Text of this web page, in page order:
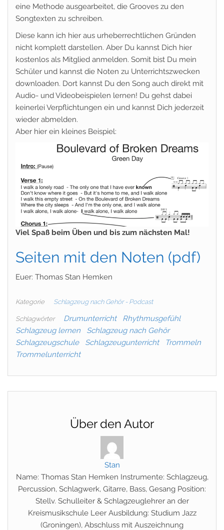
eine Methode ausgearbeitet, die Grooves zu den
Songtexten zu schreiben.
Diese kann ich hier aus urheberrechtlichen Gründen
nicht komplett darstellen. Aber Du kannst Dich hier
kostenlos als Mitglied anmelden. Somit bist Du mein
Schüler und kannst die Noten zu Unterrichtszwecken
downloaden. Dort kannst Du den Song auch direkt mit
Audio- und Videobeispielen lernen! Du gehst dabei
keinerlei Verpflichtungen ein und kannst Dich jederzeit
wieder abmelden.
Aber hier ein kleines Beispiel:
Viel Spaß beim Üben und bis zum nächsten Mal!
Seiten mit den Noten (pdf)
Euer: Thomas Stan Hemken
Kategorie Schlagzeug nach Gehör - Podcast
Schlagwörter Drumunterricht
Rhythmusgefühl
Schlagzeug lernen
Schlagzeug nach Gehör
Schlagzeugschule
Schlagzeugunterricht
Trommeln
Trommelunterricht
Über den Autor
Stan
Name: Thomas Stan Hemken Instrumente: Schlagzeug,
Percussion, Schlagwerk, Gitarre, Bass, Gesang Position:
Stellv. Schulleiter & Schlagzeuglehrer an der
Kreismusikschule Leer Ausbildung: Studium Jazz
(Groningen), Abschluss mit Auszeichnung